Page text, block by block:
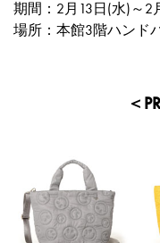
期間：2月13日(水)～2
場所：本館3階ハンド
＜